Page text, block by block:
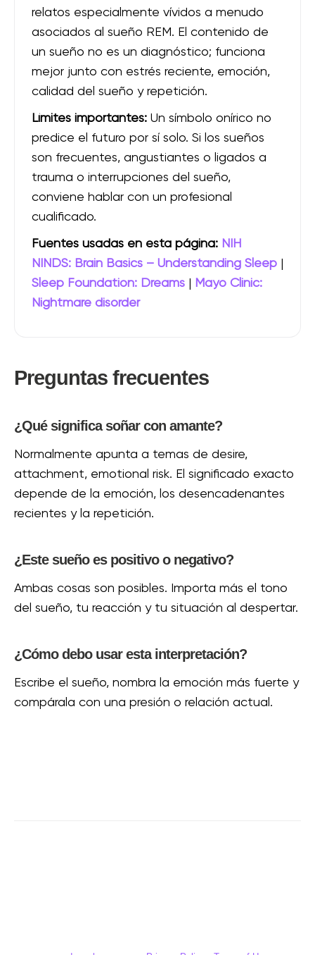
relatos especialmente vívidos a menudo
asociados al sueño REM. El contenido de
un sueño no es un diagnóstico; funciona
mejor junto con estrés reciente, emoción,
calidad del sueño y repetición.
Límites importantes: Un símbolo onírico no
predice el futuro por sí solo. Si los sueños
son frecuentes, angustiantes o ligados a
trauma o interrupciones del sueño,
conviene hablar con un profesional
cualificado.
Fuentes usadas en esta página: NIH
NINDS: Brain Basics – Understanding Sleep
Sleep Foundation: Dreams
Mayo Clinic:
Nightmare disorder
Preguntas frecuentes
¿Qué significa soñar con amante?
Normalmente apunta a temas de desire,
attachment, emotional risk. El significado exacto
depende de la emoción, los desencadenantes
recientes y la repetición.
¿Este sueño es positivo o negativo?
Ambas cosas son posibles. Importa más el tono
del sueño, tu reacción y tu situación al despertar.
¿Cómo debo usar esta interpretación?
Escribe el sueño, nombra la emoción más fuerte y
compárala con una presión o relación actual.